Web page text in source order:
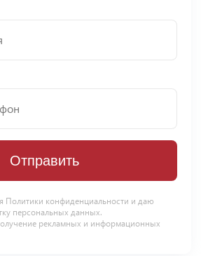
Отправить
Политики конфиденциальности и даю
персональных данных.
рекламных и информационных